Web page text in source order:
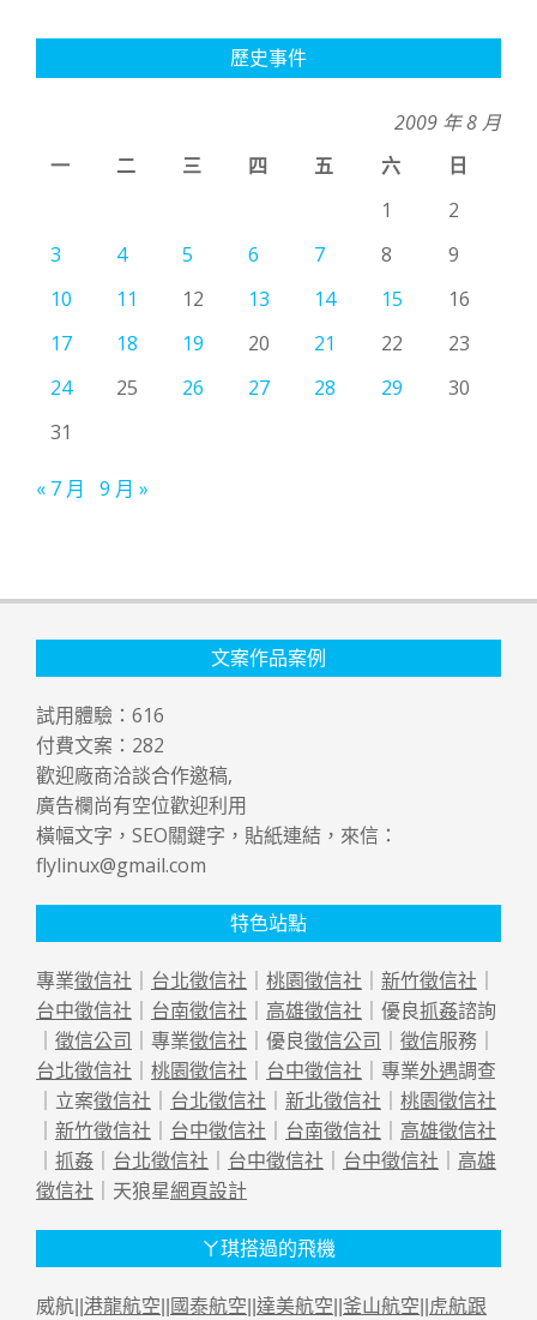
歷史事件
2009 年 8 月
一
二 三 四 五 六
日
1
2
3
4 5 6 7 8
9
10
11 12 13 14 15
16
17
18 19 20 21 22
23
24
25 26 27 28 29
30
31
« 7 月 9 月 »
文案作品案例
試用體驗： 616
付費文案： 282
歡迎廠商洽談合作邀稿,
廣告欄尚有空位歡迎利用
橫幅文字，SEO關鍵字，貼紙連結，來信：
flylinux@gmail.com
特色站點
專業徵信社 台北徵信社 桃園徵信社 新竹徵信社
台中徵信社
台南徵信社 高雄徵信社 ｜優良抓姦諮詢
徵信公司 ｜專業徵信社 ｜優良徵信公司 徵信服務｜
台北徵信社
桃園徵信社 台中徵信社 ｜專業外遇調查
｜立案徵信社 台北徵信社 新北徵信社
桃園徵信社
新竹徵信社 台中徵信社 台南徵信社
高雄徵信社
抓姦 台北徵信社 台中徵信社 台中徵信社
高雄
徵信社 ｜天狼星網頁設計
ㄚ琪搭過的飛機
威航|| 港龍航空 國泰航空 達美航空 釜山航空 虎航跟